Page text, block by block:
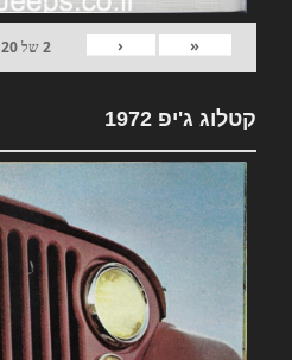
«
‹
2של20
קטלוג ג'יפ 1972